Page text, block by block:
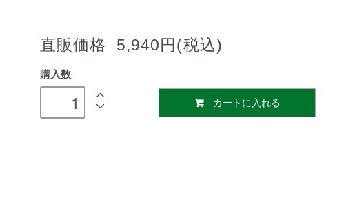
直販価格 5,940円(税込)
購入数
カートに入れる